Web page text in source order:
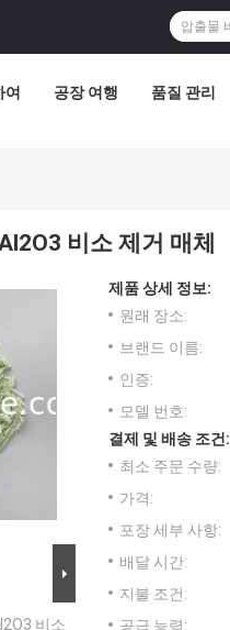
여 공장 여행 품질 관리
비소 제거 매체
비소
제품 상세 정보:
원래 장소:
브랜드 이름:
인증:
모델 번호:
결제 및 배송 조건:
최소 주문 수량:
가격:
포장 세부 사항:
배달 시간:
지불 조건:
공급 능력: